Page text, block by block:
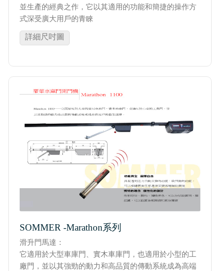
並生產的經典之作，它以其適用的功能和簡捷的操作方
式深受廣大用戶的青睞
詳細尺吋圖
SOMMER -Marathon系列
滑升門馬達：
它適用於大型車庫門、實木車庫門，也適用於小型的工
廠門，並以其強勁的動力和高品質的傳動系統成為高端